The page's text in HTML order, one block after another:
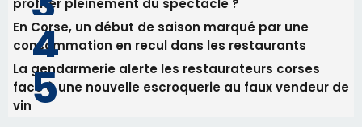
Inscrivez-vous à la newsletter de CNI et recevez par
email les infos les plus importantes et une sélection de
nos meilleurs articles